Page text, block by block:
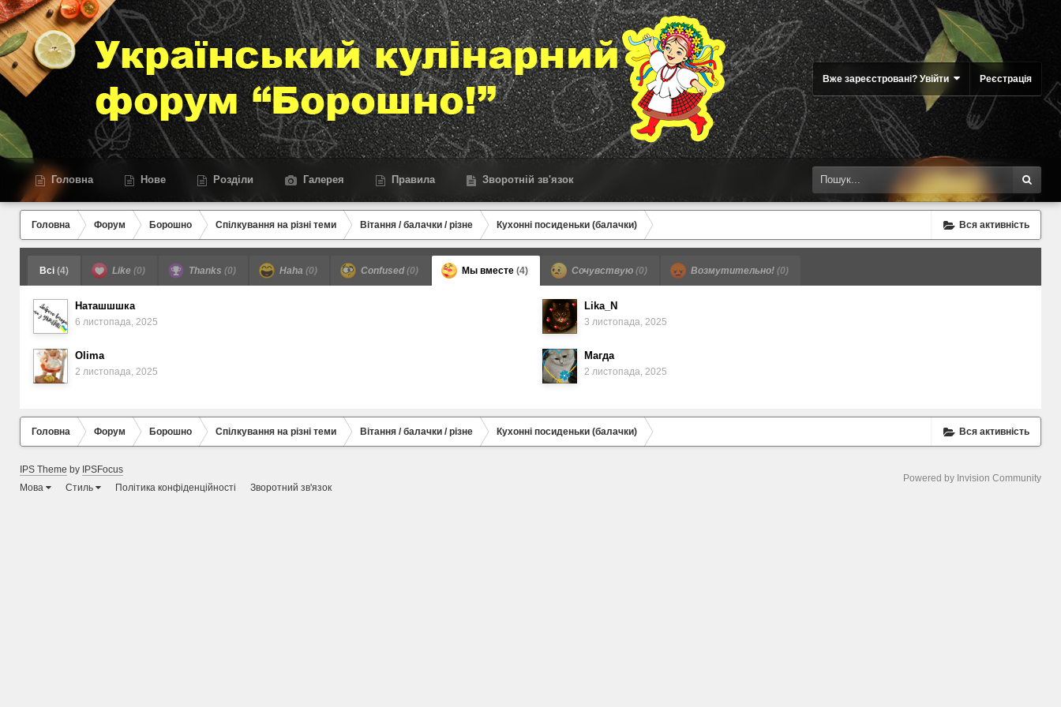
Вже зареєстровані? Увійти Реєстрація
Головна Нове Розділи Галерея Правила Зворотній зв'язок
Вся активність
Головна Форум Борошно Спілкування на різні теми Вітання / балачки / різне Кухонні посиденьки (балачки)
Всі (4) Like (0) Thanks (0) Haha (0) Confused(0) Мы вместе (4) Сочувствую (0) Возмутительно! (0)
Наташшшка
6 листопада, 2025
Lika_N
3 листопада, 2025
Olima
2 листопада, 2025
Магда
2 листопада, 2025
Вся активність
Головна Форум Борошно Спілкування на різні теми Вітання / балачки / різне Кухонні посиденьки (балачки)
IPS Theme by IPSFocus
Мова
Стиль Політика конфіденційності Зворотний зв'язок
Powered by Invision Community